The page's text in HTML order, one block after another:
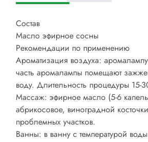
Состав
Масло эфирное сосны
Рекомендации по применению
Ароматизация воздуха:
часть аромалампы помещают
воду. Длительность процедуры 15-
Массаж: эфирное масло (5-6
абрикосовое, виноградной
проблемных участков.
Ванны: в ванну с температурой